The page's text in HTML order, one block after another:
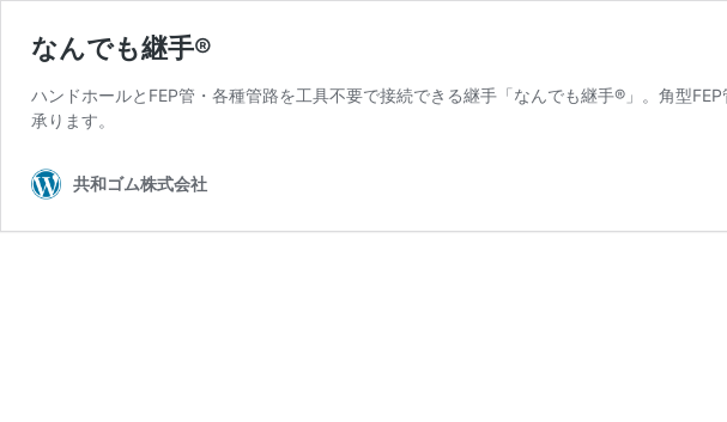
なんでも継手®
ハンドホールとFEP管・各種管路を工具不要で接続できる継手「なんでも継手®」。角型
承ります。
共和ゴム株式会社